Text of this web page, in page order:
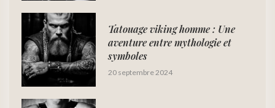
Tatouage viking homme : Une
aventure entre mythologie et
symboles
20 septembre 2024